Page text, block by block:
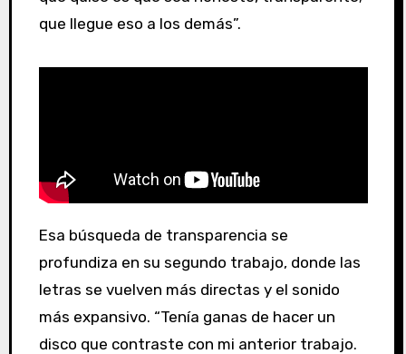
que llegue eso a los demás”.
Esa búsqueda de transparencia se
profundiza en su segundo trabajo, donde las
letras se vuelven más directas y el sonido
más expansivo. “Tenía ganas de hacer un
disco que contraste con mi anterior trabajo.